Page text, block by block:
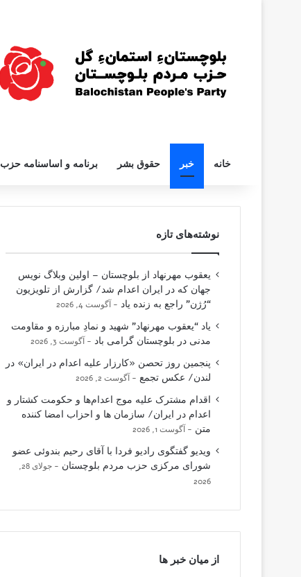
خانه خبر حقوق بشر برنامه و اساسنامه حزب
نوشته‌های تازه
یعقوب مهرنهاد از بلوچستان – اولین وبلاگ نویس
جهان که در ایران اعدام شد/ گزارش از تلویزیون
“رُژن” راجع به زنده یاد
آگوست 4, 2026
یاد “یعقوب مهرنهاد” شهید و نمادِ مبارزه و مقاومت
مدنی در بلوچستان گرامی باد
آگوست 3, 2026
پنجمین روز تحصن «کارزار علیه اعدام در ایران» در
لندن/ عکس تجمع
آگوست 2, 2026
اقدام مشترک علیه موج اعدام‌ها و حکومت کشتار و
اعدام در ایران/ سازمان ها و احزاب امضا کننده
متن
آگوست 1, 2026
ویدیو گفتگوی رادیو فردا با آقای رحیم بندوئی عضو
شورای مرکزی حزب مردم بلوچستان
جولای 28,
2026
از میان خبر ها